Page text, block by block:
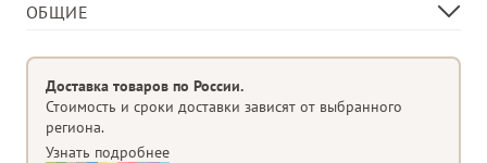
ОБЩИЕ
Крепление веток
Шарнирная система
Доставка товаров по России.
Стоимость и сроки доставки зависят от выбранного
региона.
Узнать подробнее